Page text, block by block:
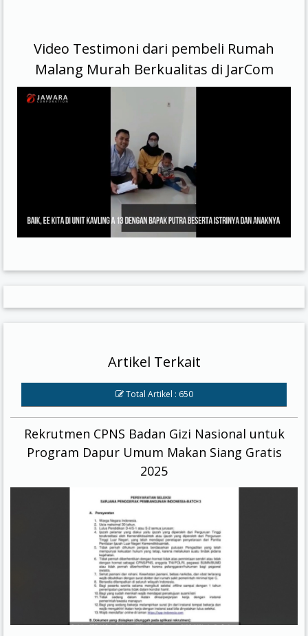
Video Testimoni dari pembeli Rumah
Malang Murah Berkualitas di JarCom
Artikel Terkait
Total Artikel : 650
Rekrutmen CPNS Badan Gizi Nasional untuk
Program Dapur Umum Makan Siang Gratis
2025